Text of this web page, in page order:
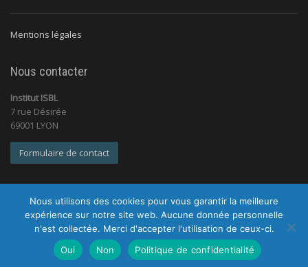
Mentions légales
Nous contacter
Institut ISBL
7 rue Désirée
69001 LYON
Formulaire de contact
© 2026 Institut ISBL |Tous droits réservés |Mentions légales
|
Politique de confidentialité
Nous utilisons des cookies pour vous garantir la meilleure
expérience sur notre site web. Aucune donnée personnelle
n'est collectée. Merci d'accepter l'utilisation de ceux-ci.
Oui
Non Politique de confidentialité